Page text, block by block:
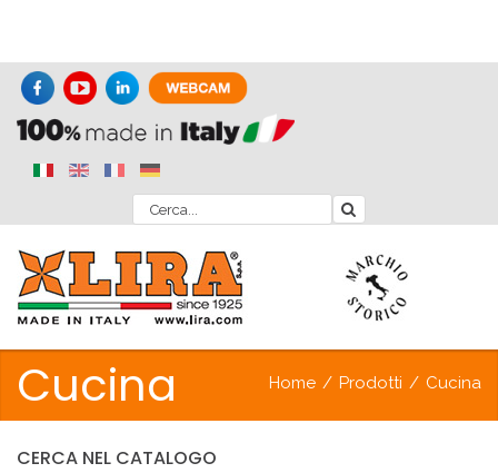
Cucina Home / Prodotti / Cucina
CERCA NEL CATALOGO